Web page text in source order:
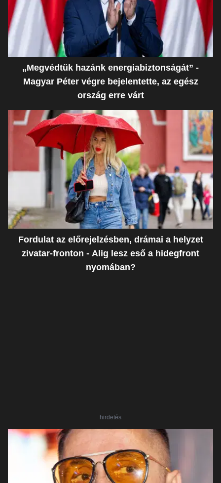
„Megvédtük hazánk energiabiztonságát” -
Magyar Péter végre bejelentette, az egész
ország erre várt
Fordulat az előrejelzésben, drámai a helyzet
zivatar-fronton - Alig lesz eső a hidegfront
nyomában?
hirdetés